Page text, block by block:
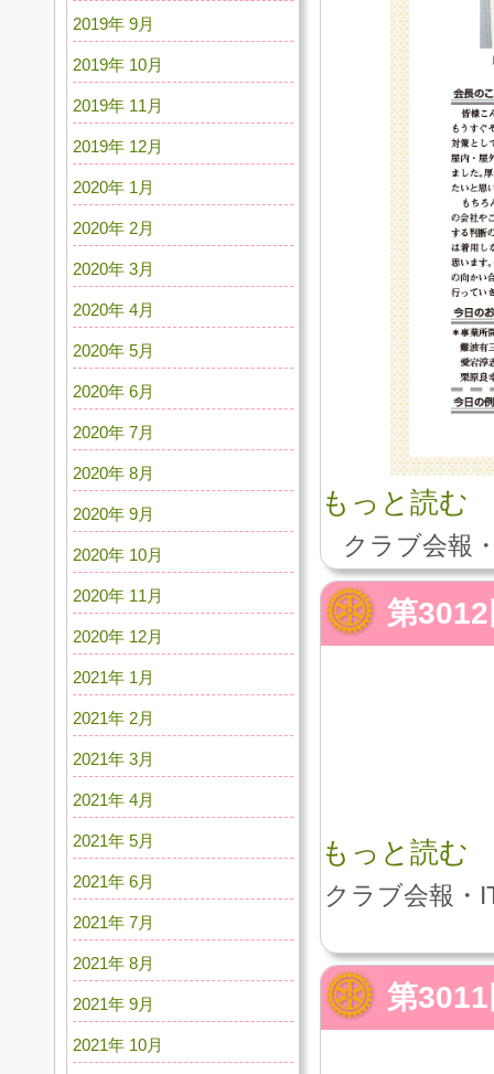
もっと読む
クラブ会報
第
もっと読む
クラブ会報・
第
2019年 9月
2019年 10月
2019年 11月
2019年 12月
2020年 1月
2020年 2月
2020年 3月
2020年 4月
2020年 5月
2020年 6月
2020年 7月
2020年 8月
2020年 9月
2020年 10月
2020年 11月
2020年 12月
2021年 1月
2021年 2月
2021年 3月
2021年 4月
2021年 5月
2021年 6月
2021年 7月
2021年 8月
2021年 9月
2021年 10月